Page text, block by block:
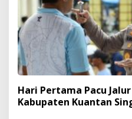
Hari Pertama Pacu
Kabupaten Kuantan